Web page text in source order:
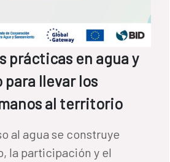
actores como una buena
de incorporarlo al nuevo
que más se
la jornada cabe
la importancia de alinear
necesidad de trabajar de
entre el área social y el
prácticas en agua y
llevar los
al territorio
al agua se construye
la participación y el